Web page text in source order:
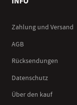
Zahlung und Versand
AGB
Rücksendungen
Datenschutz
Über den kauf